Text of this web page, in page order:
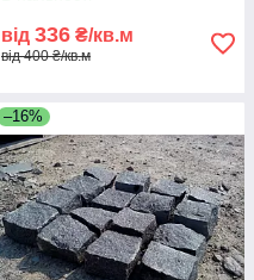
від 336 ₴/кв.м
від 400 ₴/кв.м
–16%